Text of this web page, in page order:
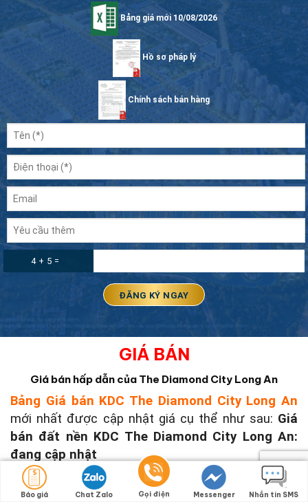
Bảng giá mới 10/08/2026
Hồ sơ pháp lý
Chính sách bán hàng
4 + 5 =
GIÁ BÁN
Giá bán hấp dẫn của The Diamond City Long An
Bảng Giá bán KDC The Diamond City Long An
mới nhất được cập nhật giá cụ thể như sau: Giá
bán đất nền KDC The Diamond City Long An:
đang cập nhật
L iên hệ ngay 0949.124.589 để nhận được
BẢNG
GIÁ, CHÍNH SÁCH ƯU ĐÃIvà GIỎ HÀNG mới nhất
Báo giá Chat Zalo Gọi điện Messenger Nhắn tin SMS